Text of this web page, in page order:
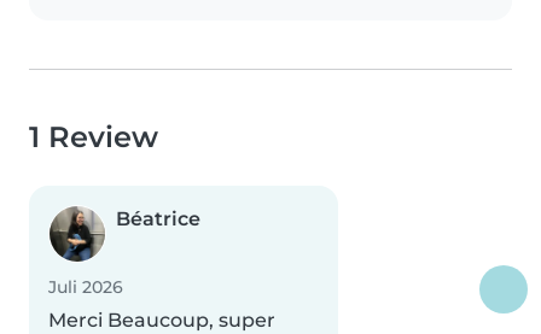
1 Review
Béatrice
Juli 2026
Merci Beaucoup, super